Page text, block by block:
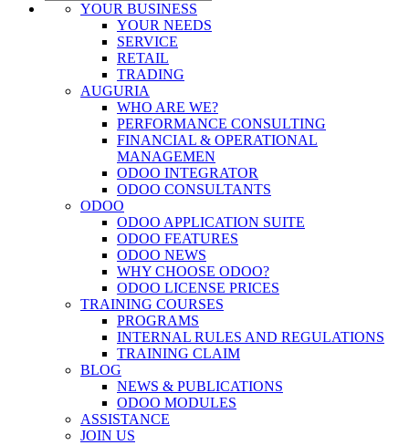
YOUR BUSINESS
YOUR NEEDS
SERVICE
RETAIL
TRADING
AUGURIA
WHO ARE WE?
PERFORMANCE CONSULTING
FINANCIAL & OPERATIONAL
MANAGEMEN
ODOO INTEGRATOR
ODOO CONSULTANTS
ODOO
ODOO APPLICATION SUITE
ODOO FEATURES
ODOO NEWS
WHY CHOOSE ODOO?
ODOO LICENSE PRICES
TRAINING COURSES
PROGRAMS
INTERNAL RULES AND REGULATIONS
TRAINING CLAIM
BLOG
NEWS & PUBLICATIONS
ODOO MODULES
ASSISTANCE
JOIN US